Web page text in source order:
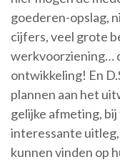
goederen-opslag,
cijfers, veel grote
werkvoorziening…
ontwikkeling! En
plannen aan het
gelijke afmeting,
interessante
kunnen vinden op